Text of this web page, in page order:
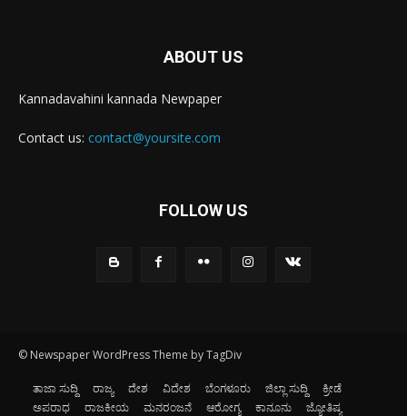
ABOUT US
Kannadavahini kannada Newpaper
Contact us: contact@yoursite.com
FOLLOW US
© Newspaper WordPress Theme by TagDiv
ತಾಜಾ ಸುದ್ದಿ ರಾಜ್ಯ ದೇಶ ವಿದೇಶ ಬೆಂಗಳೂರು ಜಿಲ್ಲಾ ಸುದ್ದಿ
ಕ್ರೀಡೆ
ಅಪರಾಧ
ರಾಜಕೀಯ ಮನರಂಜನೆ ಆರೋಗ್ಯ ಕಾನೂನು ಜ್ಯೋತಿಷ್ಯ